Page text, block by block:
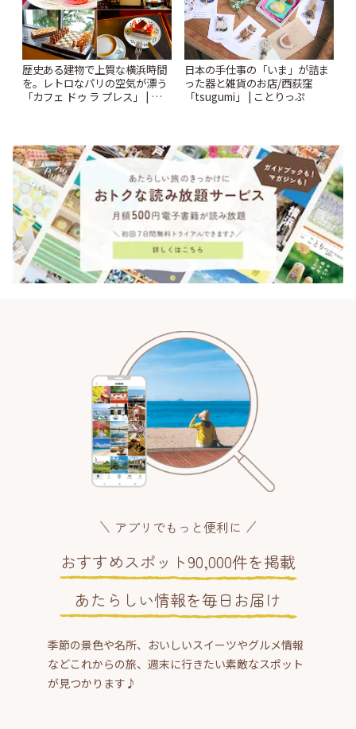
歴史ある建物で上質な横浜時間
を。レトロなパリの空気が漂う
「カフェ ドゥ ラ プレス」 | こと
日本の手仕事の「いま」が詰ま
った器と雑貨のお店/西荻窪
「tsugumi」 | ことりっぷ
アプリでもっと便利に
おすすめスポット90,000件を掲載
あたらしい情報を毎日お届け
季節の景色や名所、おいしいスイーツやグルメ情報
などこれからの旅、週末に行きたい素敵なスポット
が見つかります♪